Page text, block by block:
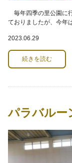
毎年四季の里公園に
ておりましたが、今年
2023.06.29
続きを読む
パラバルー